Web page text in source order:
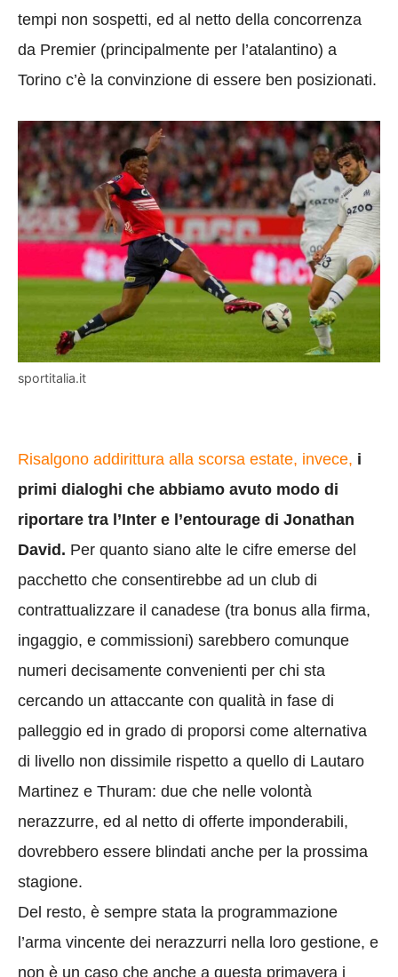
tempi non sospetti, ed al netto della concorrenza
da Premier (principalmente per l’atalantino) a
Torino c’è la convinzione di essere ben posizionati.
sportitalia.it
Risalgono addirittura alla scorsa estate, invece, i
primi dialoghi che abbiamo avuto modo di
riportare tra l’Inter e l’entourage di Jonathan
David. Per quanto siano alte le cifre emerse del
pacchetto che consentirebbe ad un club di
contrattualizzare il canadese (tra bonus alla firma,
ingaggio, e commissioni) sarebbero comunque
numeri decisamente convenienti per chi sta
cercando un attaccante con qualità in fase di
palleggio ed in grado di proporsi come alternativa
di livello non dissimile rispetto a quello di Lautaro
Martinez e Thuram: due che nelle volontà
nerazzurre, ed al netto di offerte imponderabili,
dovrebbero essere blindati anche per la prossima
stagione.
Del resto, è sempre stata la programmazione
l’arma vincente dei nerazzurri nella loro gestione, e
non è un caso che anche a questa primavera i